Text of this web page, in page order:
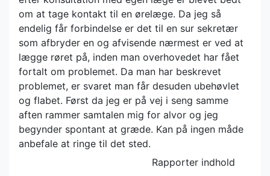
om at tage kontakt til en ørelæge. Da jeg så
endelig får forbindelse er det til en sur sekretær
som afbryder en og afvisende nærmest er ved at
lægge røret på, inden man overhovedet har fået
fortalt om problemet. Da man har beskrevet
problemet, er svaret man får desuden ubehøvlet
og flabet. Først da jeg er på vej i seng samme
aften rammer samtalen mig for alvor og jeg
begynder spontant at græde. Kan på ingen måde
anbefale at ringe til det sted.
Rapporter indhold